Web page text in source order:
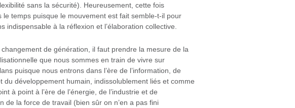
sans la sécurité). Heureusement, cette fois
le temps puisque le mouvement est fait semble-t-il pour
indispensable à la réflexion et l’élaboration collective.
de génération, il faut prendre la mesure de la
que nous sommes en train de vivre sur
puisque nous entrons dans l’ère de l’information, de
du développement humain, indissolublement liés et comme
à point à l’ère de l’énergie, de l’industrie et de
de la force de travail (bien sûr on n’en a pas fini